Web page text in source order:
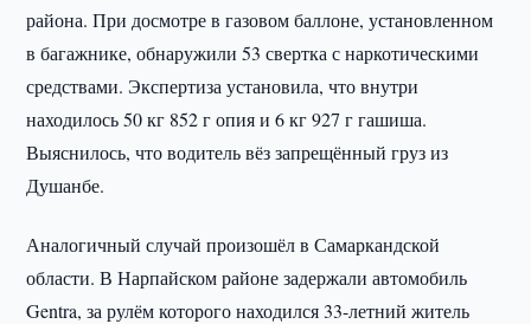
района. При досмотре в газовом баллоне, установленном
в багажнике, обнаружили 53 свертка с наркотическими
средствами. Экспертиза установила, что внутри
находилось 50 кг 852 г опия и 6 кг 927 г гашиша.
Выяснилось, что водитель вёз запрещённый груз из
Душанбе.
Аналогичный случай произошёл в Самаркандской
области. В Нарпайском районе задержали автомобиль
Gentra, за рулём которого находился 33-летний житель